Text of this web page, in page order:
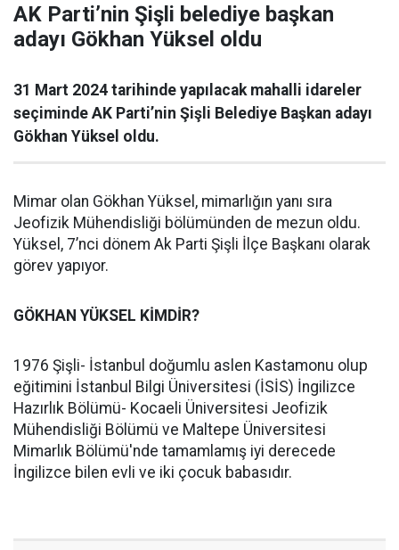
AK Parti’nin Şişli belediye başkan
adayı Gökhan Yüksel oldu
31 Mart 2024 tarihinde yapılacak mahalli idareler
seçiminde AK Parti’nin Şişli Belediye Başkan adayı
Gökhan Yüksel oldu.
Mimar olan Gökhan Yüksel, mimarlığın yanı sıra
Jeofizik Mühendisliği bölümünden de mezun oldu.
Yüksel, 7’nci dönem Ak Parti Şişli İlçe Başkanı olarak
görev yapıyor.
GÖKHAN YÜKSEL KİMDİR?
1976 Şişli- İstanbul doğumlu aslen Kastamonu olup
eğitimini İstanbul Bilgi Üniversitesi (İSİS) İngilizce
Hazırlık Bölümü- Kocaeli Üniversitesi Jeofizik
Mühendisliği Bölümü ve Maltepe Üniversitesi
Mimarlık Bölümü'nde tamamlamış iyi derecede
İngilizce bilen evli ve iki çocuk babasıdır.